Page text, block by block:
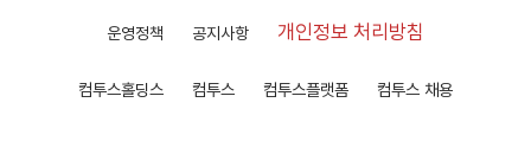
운영정책 공지사항 개인정보 처리방침
컴투스홀딩스 컴투스 컴투스플랫폼 컴투스 채용